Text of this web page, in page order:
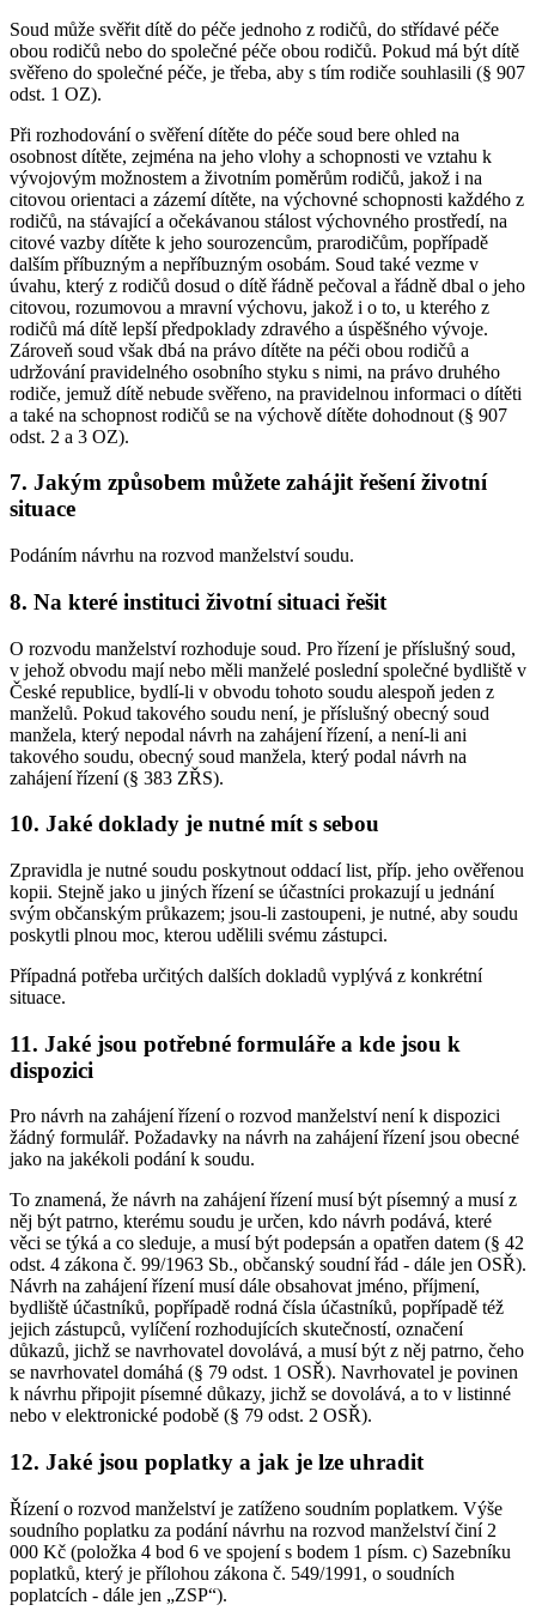
Soud může svěřit dítě do péče jednoho z rodičů, do střídavé péče
obou rodičů nebo do společné péče obou rodičů. Pokud má být dítě
svěřeno do společné péče, je třeba, aby s tím rodiče souhlasili (§ 907
odst. 1 OZ).
Při rozhodování o svěření dítěte do péče soud bere ohled na
osobnost dítěte, zejména na jeho vlohy a schopnosti ve vztahu k
vývojovým možnostem a životním poměrům rodičů, jakož i na
citovou orientaci a zázemí dítěte, na výchovné schopnosti každého z
rodičů, na stávající a očekávanou stálost výchovného prostředí, na
citové vazby dítěte k jeho sourozencům, prarodičům, popřípadě
dalším příbuzným a nepříbuzným osobám. Soud také vezme v
úvahu, který z rodičů dosud o dítě řádně pečoval a řádně dbal o jeho
citovou, rozumovou a mravní výchovu, jakož i o to, u kterého z
rodičů má dítě lepší předpoklady zdravého a úspěšného vývoje.
Zároveň soud však dbá na právo dítěte na péči obou rodičů a
udržování pravidelného osobního styku s nimi, na právo druhého
rodiče, jemuž dítě nebude svěřeno, na pravidelnou informaci o dítěti
a také na schopnost rodičů se na výchově dítěte dohodnout (§ 907
odst. 2 a 3 OZ).
7. Jakým způsobem můžete zahájit řešení životní
situace
Podáním návrhu na rozvod manželství soudu.
8. Na které instituci životní situaci řešit
O rozvodu manželství rozhoduje soud. Pro řízení je příslušný soud,
v jehož obvodu mají nebo měli manželé poslední společné bydliště v
České republice, bydlí-li v obvodu tohoto soudu alespoň jeden z
manželů. Pokud takového soudu není, je příslušný obecný soud
manžela, který nepodal návrh na zahájení řízení, a není-li ani
takového soudu, obecný soud manžela, který podal návrh na
zahájení řízení (§ 383 ZŘS).
10. Jaké doklady je nutné mít s sebou
Zpravidla je nutné soudu poskytnout oddací list, příp. jeho ověřenou
kopii. Stejně jako u jiných řízení se účastníci prokazují u jednání
svým občanským průkazem; jsou-li zastoupeni, je nutné, aby soudu
poskytli plnou moc, kterou udělili svému zástupci.
Případná potřeba určitých dalších dokladů vyplývá z konkrétní
situace.
11. Jaké jsou potřebné formuláře a kde jsou k
dispozici
Pro návrh na zahájení řízení o rozvod manželství není k dispozici
žádný formulář. Požadavky na návrh na zahájení řízení jsou obecné
jako na jakékoli podání k soudu.
To znamená, že návrh na zahájení řízení musí být písemný a musí z
něj být patrno, kterému soudu je určen, kdo návrh podává, které
věci se týká a co sleduje, a musí být podepsán a opatřen datem (§ 42
odst. 4 zákona č. 99/1963 Sb., občanský soudní řád - dále jen OSŘ).
Návrh na zahájení řízení musí dále obsahovat jméno, příjmení,
bydliště účastníků, popřípadě rodná čísla účastníků, popřípadě též
jejich zástupců, vylíčení rozhodujících skutečností, označení
důkazů, jichž se navrhovatel dovolává, a musí být z něj patrno, čeho
se navrhovatel domáhá (§ 79 odst. 1 OSŘ). Navrhovatel je povinen
k návrhu připojit písemné důkazy, jichž se dovolává, a to v listinné
nebo v elektronické podobě (§ 79 odst. 2 OSŘ).
12. Jaké jsou poplatky a jak je lze uhradit
Řízení o rozvod manželství je zatíženo soudním poplatkem. Výše
soudního poplatku za podání návrhu na rozvod manželství činí 2
000 Kč (položka 4 bod 6 ve spojení s bodem 1 písm. c) Sazebníku
poplatků, který je přílohou zákona č. 549/1991, o soudních
poplatcích - dále jen „ZSP“).